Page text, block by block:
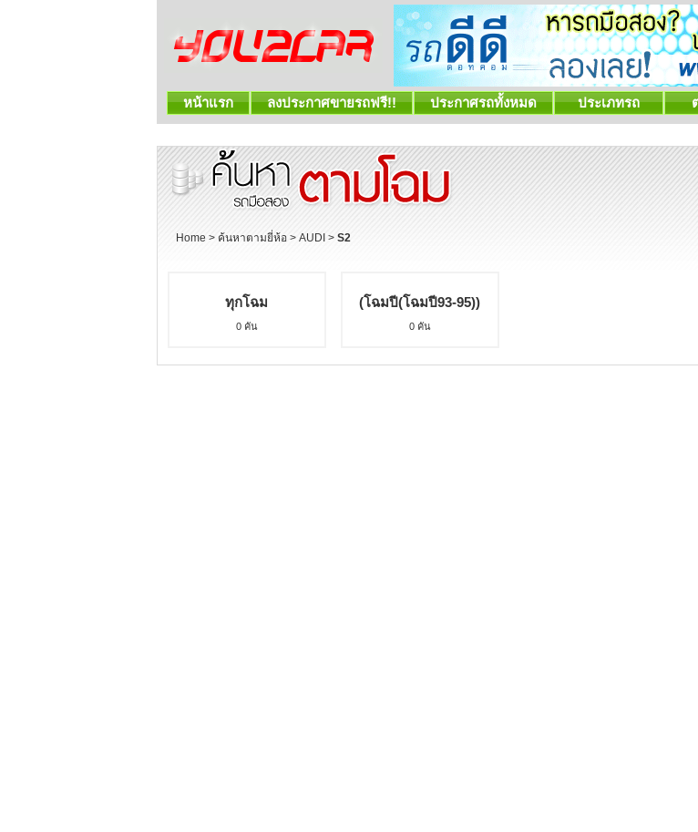
หน้าแรก ลงประกาศขายรถฟรี!! ประกาศรถทั้งหมด ประเภทรถ ต
Home > ค้นหาตามยี่ห้อ > AUDI > S2
ทุกโฉม
0 คัน
(โฉมปี(โฉมปี93-95))
0 คัน